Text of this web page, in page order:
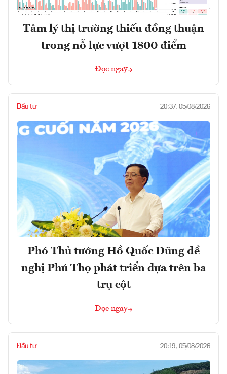
Tâm lý thị trường thiếu đồng thuận
trong nỗ lực vượt 1800 điểm
Đọc ngay
Đầu tư 20:37, 05/08/2026
Phó Thủ tướng Hồ Quốc Dũng đề
nghị Phú Thọ phát triển dựa trên ba
trụ cột
Đọc ngay
Đầu tư 20:19, 05/08/2026